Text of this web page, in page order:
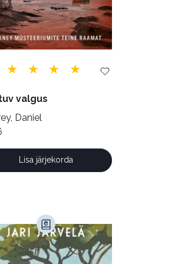
(65)
Haridus (20)
Ilukirjandus (4256)
Juhtimine (23)
Krimi ja põnevik (1285)
Kultuur ja teadus (45)
Kunst ja looming (86)
ja noortekirjandus (580)
(32)
Maamajandus (24)
valgus
Daniel
Lisa järjekorda